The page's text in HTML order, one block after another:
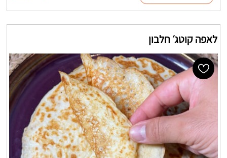
לאפה קוטג׳ חלבון